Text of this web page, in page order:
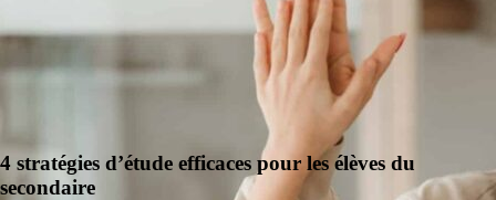
4 stratégies d’étude efficaces pour les élèves du
secondaire